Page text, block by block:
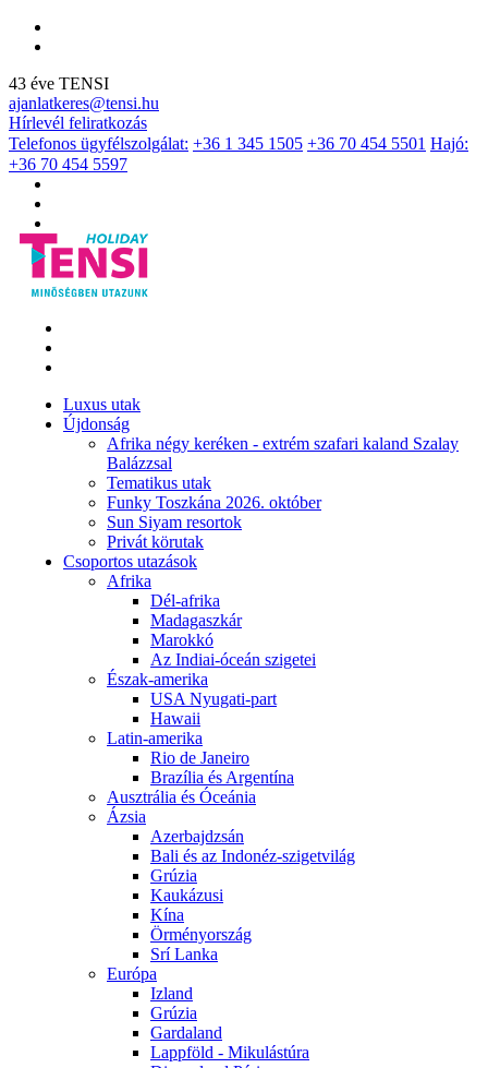
43 éve TENSI
ajanlatkeres@tensi.hu
Hírlevél feliratkozás
Telefonos ügyfélszolgálat: +36 1 345 1505 +36 70 454 5501 Hajó:
+36 70 454 5597
Luxus utak
Újdonság
Afrika négy keréken - extrém szafari kaland Szalay
Balázzsal
Tematikus utak
Funky Toszkána 2026. október
Sun Siyam resortok
Privát körutak
Csoportos utazások
Afrika
Dél-afrika
Madagaszkár
Marokkó
Az Indiai-óceán szigetei
Észak-amerika
USA Nyugati-part
Hawaii
Latin-amerika
Rio de Janeiro
Brazília és Argentína
Ausztrália és Óceánia
Ázsia
Azerbajdzsán
Bali és az Indonéz-szigetvilág
Grúzia
Kaukázusi
Kína
Örményország
Srí Lanka
Európa
Izland
Grúzia
Gardaland
Lappföld - Mikulástúra